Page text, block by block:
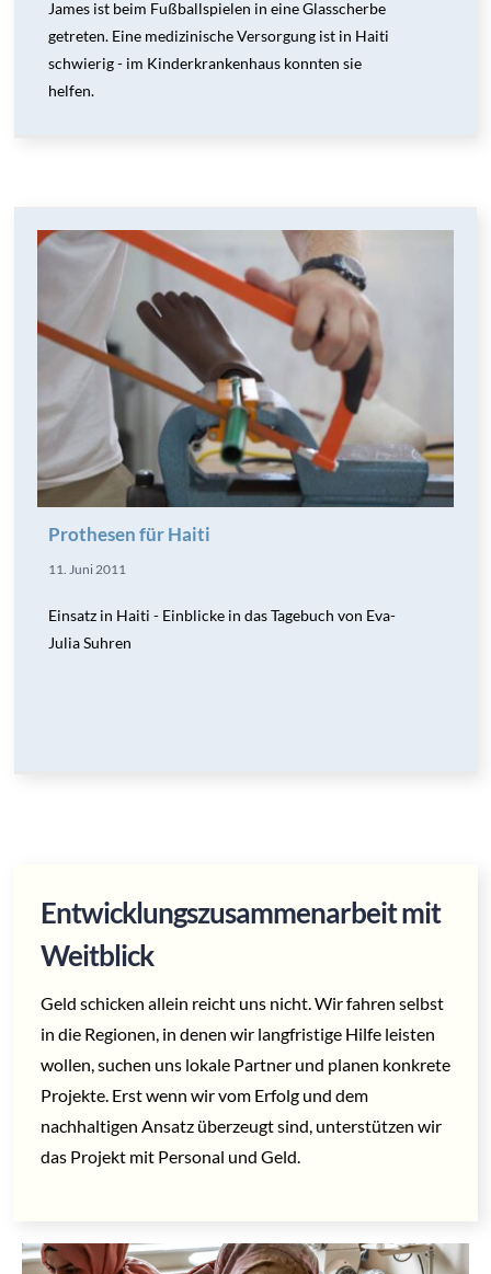
James ist beim Fußballspielen in eine Glasscherbe
getreten. Eine medizinische Versorgung ist in Haiti
schwierig - im Kinderkrankenhaus konnten sie
helfen.
Prothesen für Haiti
11. Juni 2011
Einsatz in Haiti - Einblicke in das Tagebuch von Eva-
Julia Suhren
Entwicklungszusammenarbeit mit
Weitblick
Geld schicken allein reicht uns nicht. Wir fahren selbst
in die Regionen, in denen wir langfristige Hilfe leisten
wollen, suchen uns lokale Partner und planen konkrete
Projekte. Erst wenn wir vom Erfolg und dem
nachhaltigen Ansatz überzeugt sind, unterstützen wir
das Projekt mit Personal und Geld.